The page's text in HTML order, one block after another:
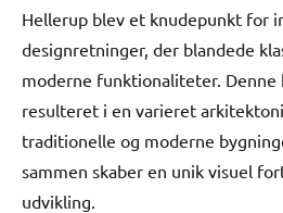
Hellerup blev et knudepunkt for
designretninger, der blandede
moderne funktionaliteter. Denne
resulteret i en varieret
traditionelle og moderne
sammen skaber en unik visuel
udvikling.